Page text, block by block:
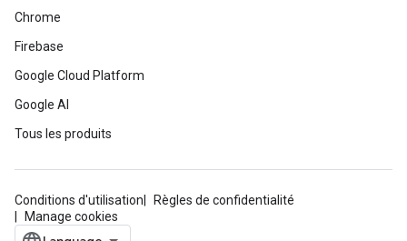
Chrome
Firebase
Google Cloud Platform
Google AI
Tous les produits
Conditions d'utilisation
Règles de confidentialité
Manage cookies